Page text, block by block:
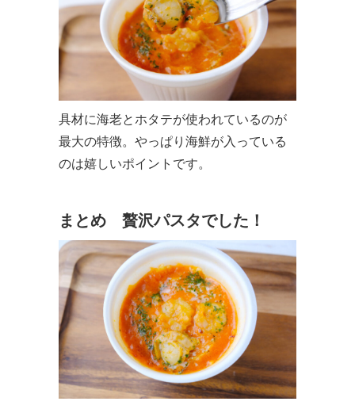
具材に海老とホタテが使われているのが
最大の特徴。やっぱり海鮮が入っている
のは嬉しいポイントです。
まとめ 贅沢パスタでした！